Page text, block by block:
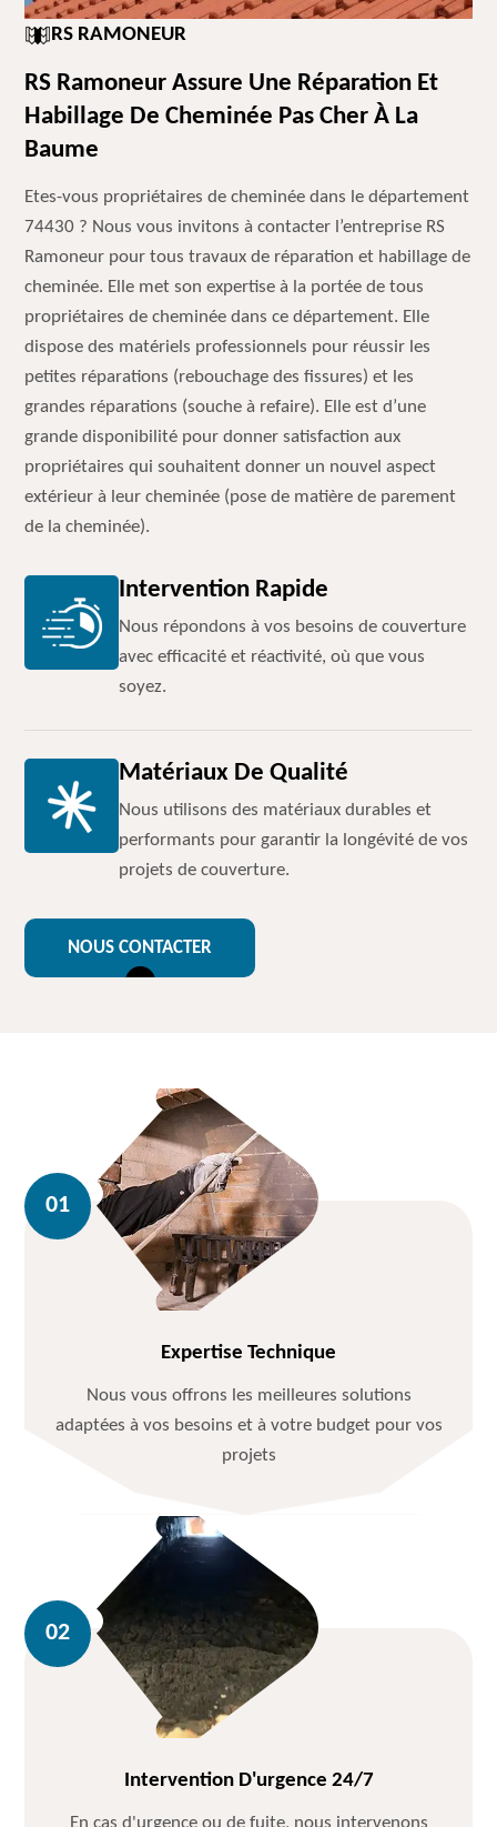
RS RAMONEUR
RS Ramoneur Assure Une Réparation Et
Habillage De Cheminée Pas Cher À La
Baume
Etes-vous propriétaires de cheminée dans le département
74430 ? Nous vous invitons à contacter l’entreprise RS
Ramoneur pour tous travaux de réparation et habillage de
cheminée. Elle met son expertise à la portée de tous
propriétaires de cheminée dans ce département. Elle
dispose des matériels professionnels pour réussir les
petites réparations (rebouchage des fissures) et les
grandes réparations (souche à refaire). Elle est d’une
grande disponibilité pour donner satisfaction aux
propriétaires qui souhaitent donner un nouvel aspect
extérieur à leur cheminée (pose de matière de parement
de la cheminée).
Intervention Rapide
Nous répondons à vos besoins de couverture
avec efficacité et réactivité, où que vous
soyez.
Matériaux De Qualité
Nous utilisons des matériaux durables et
performants pour garantir la longévité de vos
projets de couverture.
NOUS CONTACTER
Expertise Technique
Nous vous offrons les meilleures solutions
adaptées à vos besoins et à votre budget pour vos
projets
Intervention D'urgence 24/7
En cas d'urgence ou de fuite, nous intervenons